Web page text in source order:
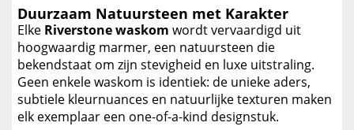
Duurzaam Natuursteen met Karakter
Elke Riverstone waskom wordt vervaardigd uit
hoogwaardig marmer, een natuursteen die
bekendstaat om zijn stevigheid en luxe uitstraling.
Geen enkele waskom is identiek: de unieke aders,
subtiele kleurnuances en natuurlijke texturen maken
elk exemplaar een one-of-a-kind designstuk.